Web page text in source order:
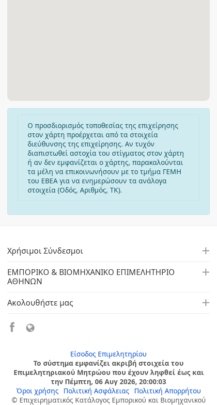
Ο προσδιορισμός τοποθεσίας της επιχείρησης
στον χάρτη προέρχεται από τα στοιχεία
διεύθυνσης της επιχείρησης. Αν τυχόν
διαπιστωθεί αστοχία του στίγματος στον χάρτη
ή αν δεν εμφανίζεται ο χάρτης, παρακαλούνται
τα μέλη να επικοινωνήσουν με το τμήμα ΓΕΜΗ
του ΕΒΕΑ για να ενημερώσουν τα ανάλογα
στοιχεία (Οδός, Αριθμός, ΤΚ).
Χρήσιμοι Σύνδεσμοι
ΕΜΠΟΡΙΚΟ & ΒΙΟΜΗΧΑΝΙΚΟ ΕΠΙΜΕΛΗΤΗΡΙΟ
ΑΘΗΝΩΝ
Ακολουθήστε μας
Είσοδος Επιμελητηρίου
Το σύστημα εμφανίζει ακριβή στοιχεία του
Επιμελητηριακού Μητρώου που έχουν ληφθεί έως και
την Πέμπτη, 06 Αυγ 2026, 20:00:03
Όροι χρήσης
Πολιτική Ασφάλειας
Πολιτική Απορρήτου
© Επιχειρηματικός Κατάλογος Εμπορικού και Βιομηχανικού